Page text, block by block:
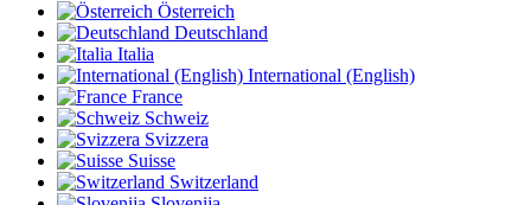
Österreich
Deutschland
Italia
International (English)
France
Schweiz
Svizzera
Suisse
Switzerland